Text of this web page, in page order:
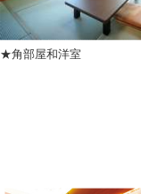
★角部屋和洋室